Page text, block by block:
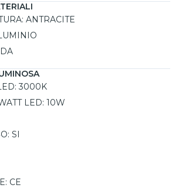
ANTRACITE
3000K
LED: 10W
SI
CE